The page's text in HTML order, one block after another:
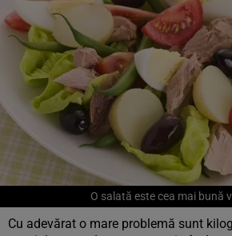
O salată este cea mai bună
Cu adevărat o mare problemă sunt